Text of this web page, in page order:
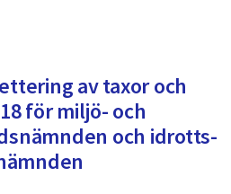
att
välja
något
av
av taxor och
för miljö- och
och idrotts-